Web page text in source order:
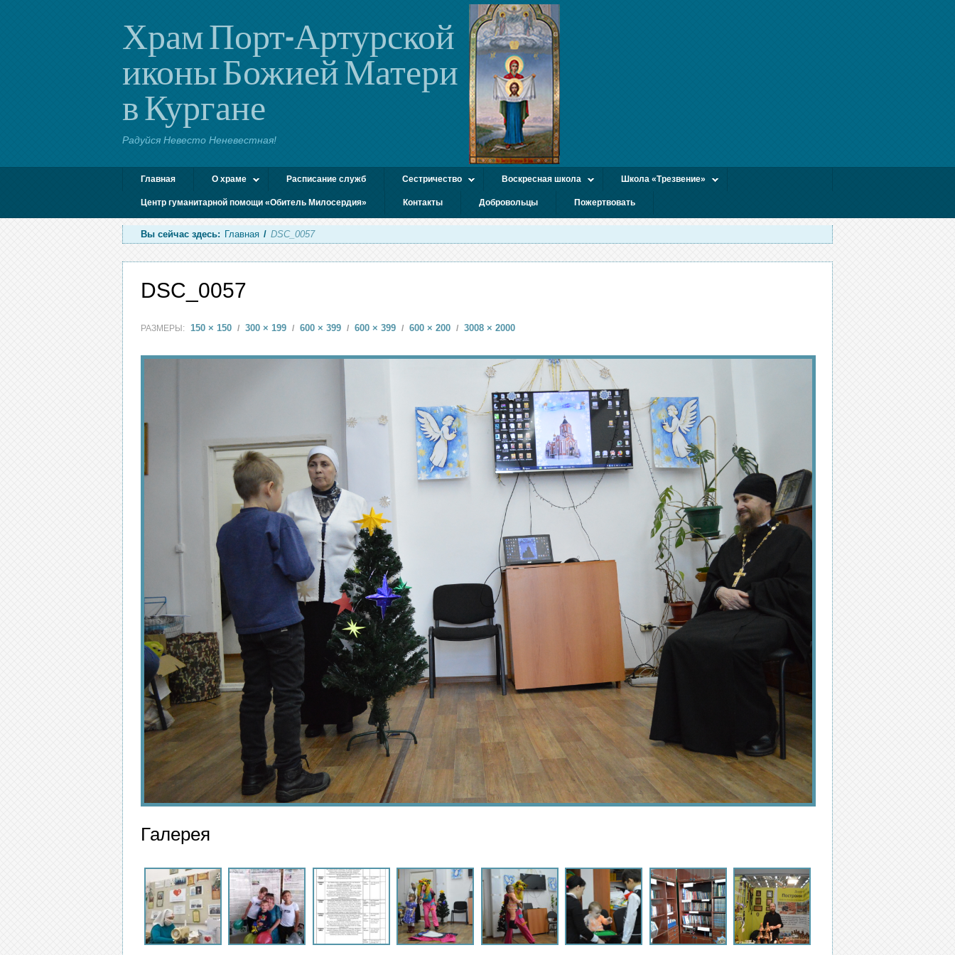
Храм Порт-Артурской
иконы Божией Матери
в Кургане
Радуйся Невесто Неневестная!
Главная О храме Расписание служб Сестричество Воскресная школа Школа «Трезвение»
Центр гуманитарной помощи «Обитель Милосердия» Контакты Добровольцы Пожертвовать
Вы сейчас здесь: Главная / DSC_0057
DSC_0057
РАЗМЕРЫ: 150 × 150 / 300 × 199 / 600 × 399 / 600 × 399 / 600 × 200 / 3008 × 2000
Галерея